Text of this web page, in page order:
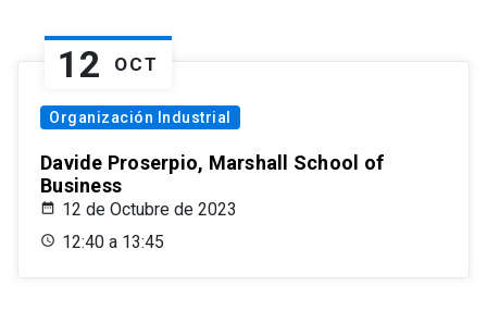
12 OCT
Organización Industrial
Davide Proserpio, Marshall School of
Business
12 de Octubre de 2023
12:40 a 13:45